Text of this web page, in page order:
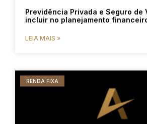
Previdência Privada e Seguro de
incluir no planejamento
LEIA MAIS »
RENDA FIXA